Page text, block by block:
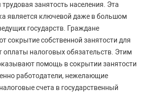
трудовая занятость населения. Эта
является ключевой даже в большом
государств. Граждане
сокрытие собственной занятости для
оплаты налоговых обязательств. Этим
помощь в сокрытии занятости
работодатели, нежелающие
счета в государственный